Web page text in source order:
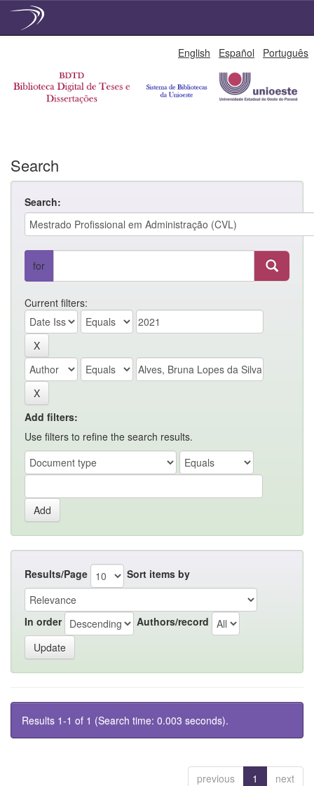
English Español Português
Search
Search:
for
Current filters:
Add filters:
Use filters to refine the search results.
Results/Page Sort items by
In order Authors/record
Results 1-1 of 1 (Search time: 0.003 seconds).
previous 1 next